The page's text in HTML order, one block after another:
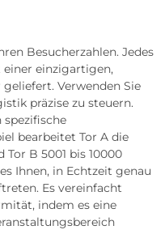
Besucherzahlen. Jedes
einzigartigen,
Verwenden Sie
präzise zu steuern.
spezifische
bearbeitet Tor A die
B 5001 bis 10000
Ihnen, in Echtzeit genau
Es vereinfacht
indem es eine